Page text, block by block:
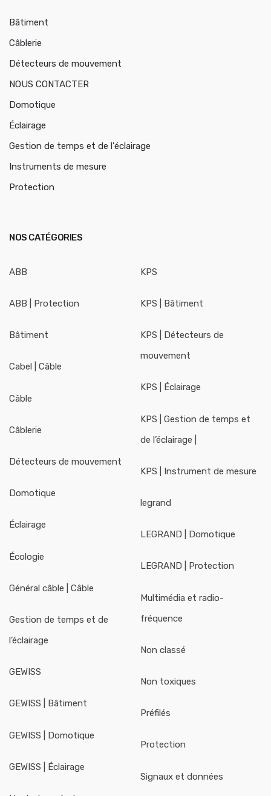
Bâtiment
Câblerie
Détecteurs de mouvement
NOUS CONTACTER
Domotique
Éclairage
Gestion de temps et de l'éclairage
Instruments de mesure
Protection
NOS CATÉGORIES
ABB
ABB | Protection
Bâtiment
Cabel | Câble
Câble
Câblerie
Détecteurs de mouvement
Domotique
Éclairage
Écologie
Général câble | Câble
Gestion de temps et de
l’éclairage
GEWISS
GEWISS | Bâtiment
GEWISS | Domotique
GEWISS | Éclairage
KPS
KPS | Bâtiment
KPS | Détecteurs de
mouvement
KPS | Éclairage
KPS | Gestion de temps et
de l’éclairage |
KPS | Instrument de mesure
legrand
LEGRAND | Domotique
LEGRAND | Protection
Multimédia et radio-
fréquence
Non classé
Non toxiques
Préfilés
Protection
Signaux et données